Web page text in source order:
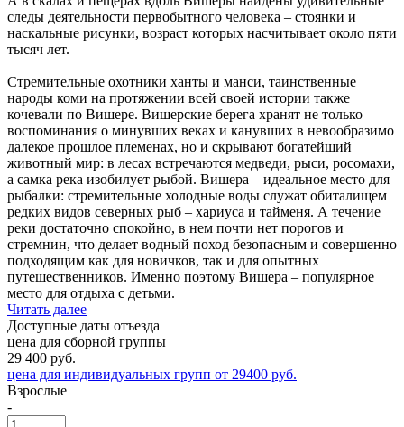
следы деятельности первобытного человека – стоянки и
наскальные рисунки, возраст которых насчитывает около пяти
тысяч лет.
Стремительные охотники ханты и манси, таинственные
народы коми на протяжении всей своей истории также
кочевали по Вишере. Вишерские берега хранят не только
воспоминания о минувших веках и канувших в невообразимо
далекое прошлое племенах, но и скрывают богатейший
животный мир: в лесах встречаются медведи, рыси, росомахи,
а самка река изобилует рыбой. Вишера – идеальное место для
рыбалки: стремительные холодные воды служат обиталищем
редких видов северных рыб – хариуса и тайменя. А течение
реки достаточно спокойно, в нем почти нет порогов и
стремнин, что делает водный поход безопасным и совершенно
подходящим как для новичков, так и для опытных
путешественников. Именно поэтому Вишера – популярное
место для отдыха с детьми.
Читать далее
Доступные даты отъезда
цена для сборной группы
29 400 руб.
цена для индивидуальных групп от 29400 руб.
Взрослые
-